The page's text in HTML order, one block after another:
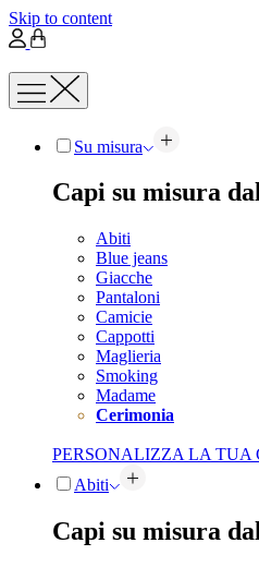
Skip to content
Su misura
Capi su misura
Abiti
Blue jeans
Giacche
Pantaloni
Camicie
Cappotti
Maglieria
Smoking
Madame
Cerimonia
PERSONALIZZA LA TUA
Abiti
Capi su misura